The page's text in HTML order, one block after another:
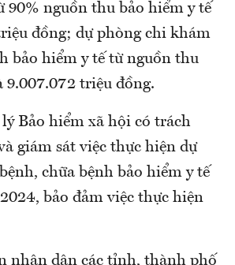
90% nguồn thu bảo hiểm y tế
đồng; dự phòng chi khám
bảo hiểm y tế từ nguồn thu
9.007.072 triệu đồng.
Bảo hiểm xã hội có trách
giám sát việc thực hiện dự
chữa bệnh bảo hiểm y tế
bảo đảm việc thực hiện
nhân dân các tỉnh, thành phố